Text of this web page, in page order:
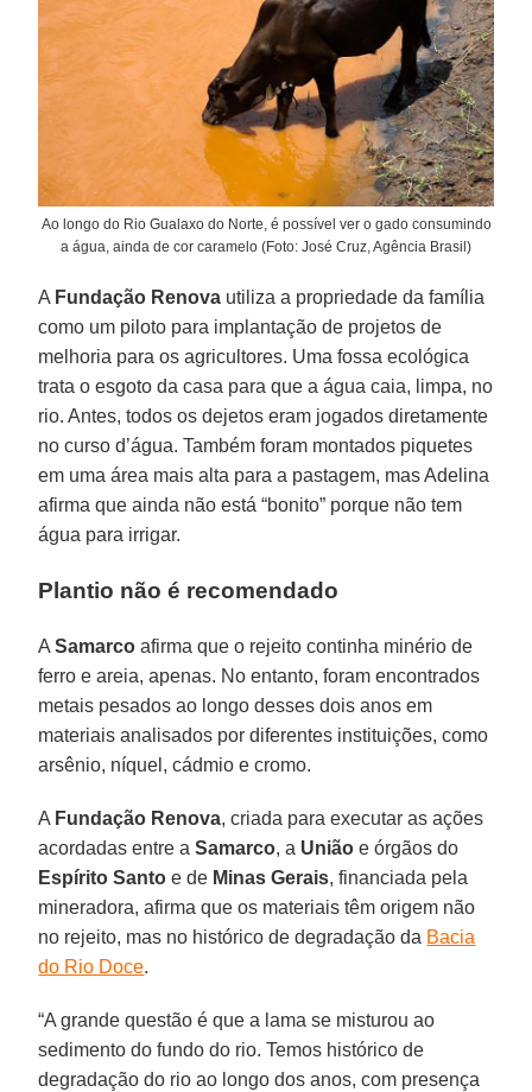
Ao longo do Rio Gualaxo do Norte, é possível ver o gado consumindo
a água, ainda de cor caramelo (Foto: José Cruz, Agência Brasil)
A Fundação Renova utiliza a propriedade da família
como um piloto para implantação de projetos de
melhoria para os agricultores. Uma fossa ecológica
trata o esgoto da casa para que a água caia, limpa, no
rio. Antes, todos os dejetos eram jogados diretamente
no curso d’água. Também foram montados piquetes
em uma área mais alta para a pastagem, mas Adelina
afirma que ainda não está “bonito” porque não tem
água para irrigar.
Plantio não é recomendado
ASamarco afirma que o rejeito continha minério de
ferro e areia, apenas. No entanto, foram encontrados
metais pesados ao longo desses dois anos em
materiais analisados por diferentes instituições, como
arsênio, níquel, cádmio e cromo.
A Fundação Renova, criada para executar as ações
acordadas entre aSamarco, a União e órgãos do
Espírito Santo e de Minas Gerais, financiada pela
mineradora, afirma que os materiais têm origem não
no rejeito, mas no histórico de degradação da Bacia
do Rio Doce.
“A grande questão é que a lama se misturou ao
sedimento do fundo do rio. Temos histórico de
degradação do rio ao longo dos anos, com presença